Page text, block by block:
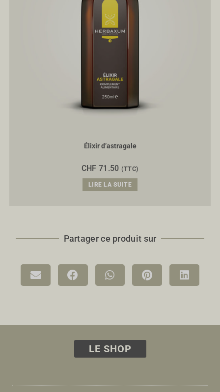
Élixir d’astragale
CHF 71.50 (TTC)
LIRE LA SUITE
Partager ce produit sur
LE SHOP